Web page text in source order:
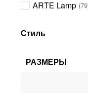
ARTE Lamp 79
Citilux
Lussole 68
Стиль
РАЗМЕРЫ